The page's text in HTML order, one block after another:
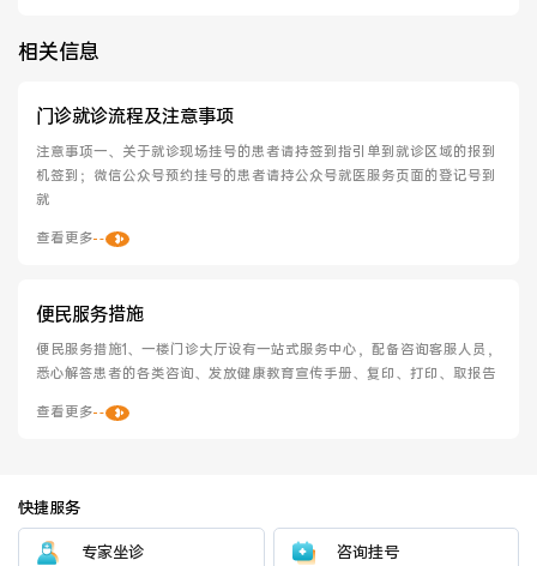
科研动态
医联体介绍
相关信息
门诊就诊流程及注意事项
注意事项一、关于就诊现场挂号的患者请持签到指引单到就诊区域的报到
机签到；微信公众号预约挂号的患者请持公众号就医服务页面的登记号到
查看更多
便民服务措施
便民服务措施1、一楼门诊大厅设有一站式服务中心，配备咨询客服人员，
查看更多
快捷服务
专家坐诊 咨询挂号